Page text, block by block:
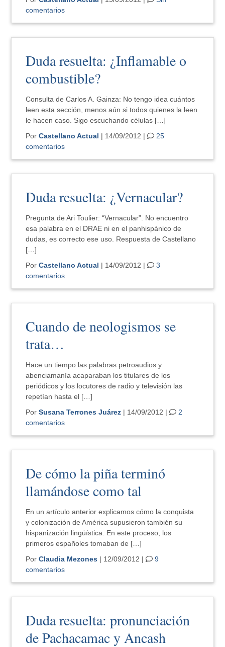
comentarios
Duda resuelta: ¿Inflamable o
combustible?
Consulta de Carlos A. Gainza: No tengo idea cuántos
leen esta sección, menos aún si todos quienes la leen
le hacen caso. Sigo escuchando células […]
PorCastellano Actual | 14/09/2012 |
25
comentarios
Duda resuelta: ¿Vernacular?
Pregunta de Ari Toulier: “Vernacular”. No encuentro
esa palabra en el DRAE ni en el panhispánico de
dudas, es correcto ese uso. Respuesta de Castellano
[…]
PorCastellano Actual | 14/09/2012 |
3
comentarios
Cuando de neologismos se
trata…
Hace un tiempo las palabras petroaudios y
abenciamanía acaparaban los titulares de los
periódicos y los locutores de radio y televisión las
repetían hasta el […]
PorSusana Terrones Juárez | 14/09/2012 |
2
comentarios
De cómo la piña terminó
llamándose como tal
En un artículo anterior explicamos cómo la conquista
y colonización de América supusieron también su
hispanización lingüística. En este proceso, los
primeros españoles tomaban de […]
PorClaudia Mezones | 12/09/2012 |
9
comentarios
Duda resuelta: pronunciación
de Pachacamac y Ancash